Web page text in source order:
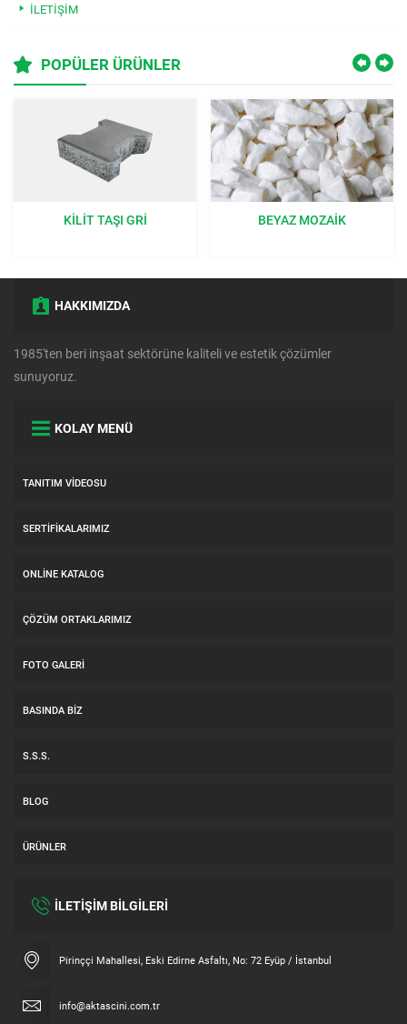
İLETIŞIM
POPÜLER ÜRÜNLER
BEYAZ MOZAIK
ÇIM TAŞI GRI 40X60X8 CM:
HAKKIMIZDA
1985'ten beri inşaat sektörüne kaliteli ve estetik çözümler
sunuyoruz.
KOLAY MENÜ
TANITIM VIDEOSU
SERTIFIKALARIMIZ
ONLINE KATALOG
ÇÖZÜM ORTAKLARIMIZ
FOTO GALERI
BASINDA BIZ
S.S.S.
BLOG
ÜRÜNLER
İLETİŞİM BİLGİLERİ
Pirinççi Mahallesi, Eski Edirne Asfaltı, No: 72 Eyüp / İstanbul
info@aktascini.com.tr